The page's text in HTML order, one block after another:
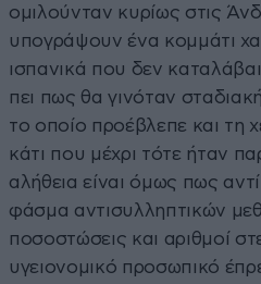
ομιλούνταν κυρίως στις
υπογράψουν ένα κομμάτι
ισπανικά που δεν
πει πως θα γινόταν
το οποίο προέβλεπε και τη
κάτι που μέχρι τότε ήταν
αλήθεια είναι όμως πως
φάσμα αντισυλληπτικών
ποσοστώσεις και αριθμοί
υγειονομικό προσωπικό